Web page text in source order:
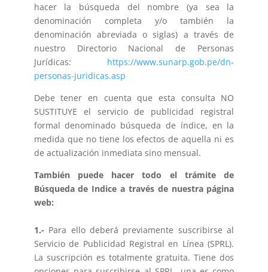
hacer la búsqueda del nombre (ya sea la
denominación completa y/o también la
denominación abreviada o siglas) a través de
nuestro Directorio Nacional de Personas
Jurídicas: https://www.sunarp.gob.pe/dn-
personas-juridicas.asp
Debe tener en cuenta que esta consulta NO
SUSTITUYE el servicio de publicidad registral
formal denominado búsqueda de índice, en la
medida que no tiene los efectos de aquella ni es
de actualización inmediata sino mensual.
También puede hacer todo el trámite de
Búsqueda de Indice a través de nuestra página
web:
1.- Para ello deberá previamente suscribirse al
Servicio de Publicidad Registral en Línea (SPRL).
La suscripción es totalmente gratuita. Tiene dos